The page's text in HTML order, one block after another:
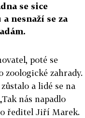
se sice
nesnaží se za
poté se
zoologické zahrady.
a lidé se na
nás napadlo
ředitel Jiří Marek.